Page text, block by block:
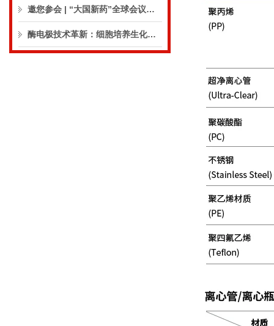
邀您参会 | “大国新药”全球会议（CPIC2026）
酶电极技术革新：细胞培养生化分析仪实现精准在线监测